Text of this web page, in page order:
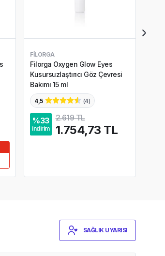
FILORGA
Filorga Oxygen Glow Eyes
Kusursuzlaştırıcı Göz Çevresi
Bakımı 15 ml
4,5 (4)
%33
indirim
2.619 TL
1.754,73 TL
SAĞLIK UYARISI